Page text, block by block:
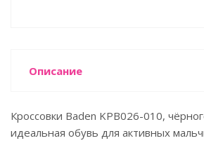
Описание
Кроссовки Baden KPB026-010,
идеальная обувь для активных